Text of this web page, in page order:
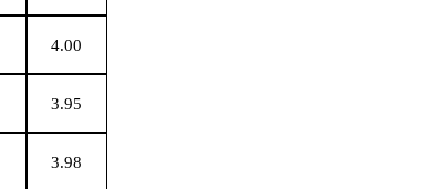
4.00
3.95
3.98